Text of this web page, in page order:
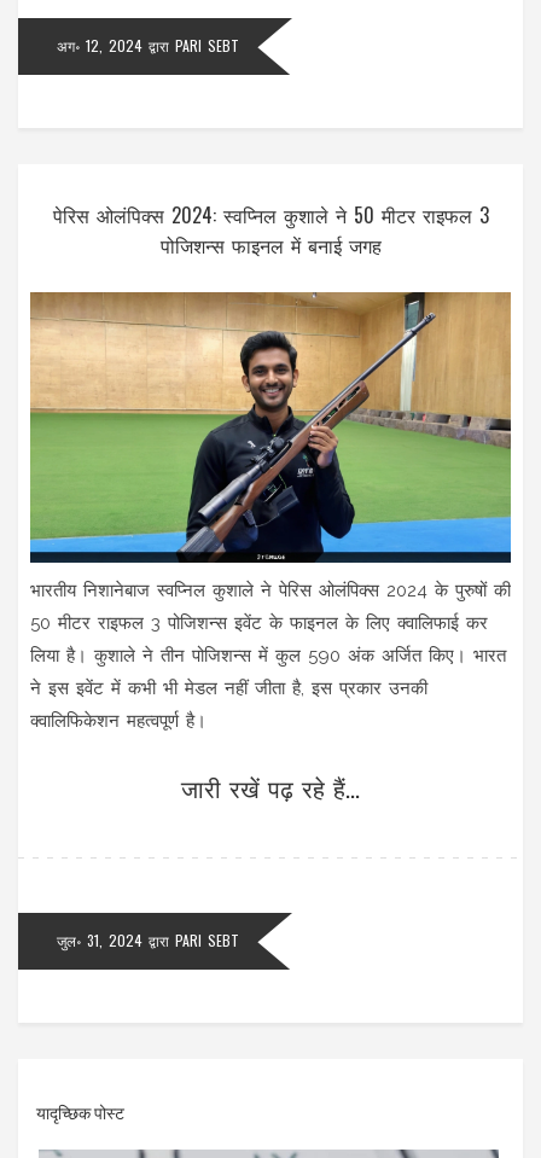
अग॰ 12, 2024 द्वारा PARI SEBT
पेरिस ओलंपिक्स 2024: स्वप्निल कुशाले ने 50 मीटर राइफल 3
पोजिशन्स फाइनल में बनाई जगह
भारतीय निशानेबाज स्वप्निल कुशाले ने पेरिस ओलंपिक्स 2024 के पुरुषों की
50 मीटर राइफल 3 पोजिशन्स इवेंट के फाइनल के लिए क्वालिफाई कर
लिया है। कुशाले ने तीन पोजिशन्स में कुल 590 अंक अर्जित किए। भारत
ने इस इवेंट में कभी भी मेडल नहीं जीता है, इस प्रकार उनकी
क्वालिफिकेशन महत्वपूर्ण है।
जारी रखें पढ़ रहे हैं...
जुल॰ 31, 2024 द्वारा PARI SEBT
यादृच्छिक पोस्ट